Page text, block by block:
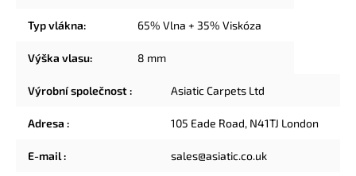
Typ vlákna: 65% Vlna + 35% Viskóza
Výška vlasu: 8 mm
Výrobní společnost: Asiatic Carpets Ltd
Adresa : 105 Eade Road, N41TJ London
E-mail: sales@asiatic.co.uk